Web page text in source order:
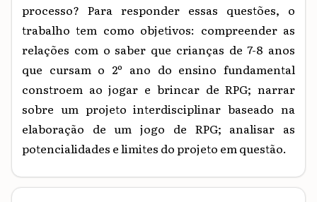
processo? Para responder essas questões, o
trabalho tem como objetivos: compreender as
relações com o saber que crianças de 7-8 anos
que cursam o 2º ano do ensino fundamental
constroem ao jogar e brincar de RPG; narrar
sobre um projeto interdisciplinar baseado na
elaboração de um jogo de RPG; analisar as
potencialidades e limites do projeto em questão.